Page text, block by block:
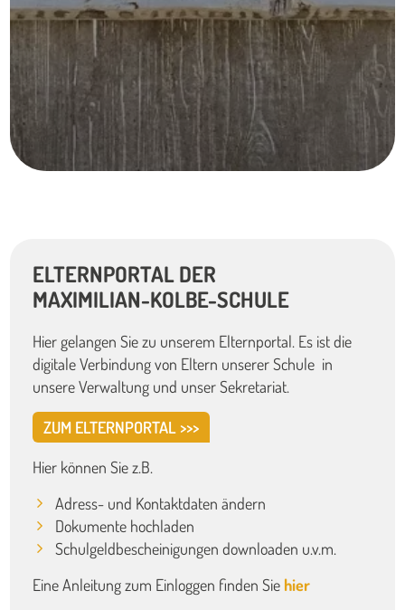
ELTERNPORTAL DER
MAXIMILIAN-KOLBE-SCHULE
Hier gelangen Sie zu unserem Elternportal. Es ist die
digitale Verbindung von Eltern unserer Schule in
unsere Verwaltung und unser Sekretariat.
ZUM ELTERNPORTAL >>>
Hier können Sie z.B.
Adress- und Kontaktdaten ändern
Dokumente hochladen
Schulgeldbescheinigungen downloaden u.v.m.
Eine Anleitung zum Einloggen finden Sie hier